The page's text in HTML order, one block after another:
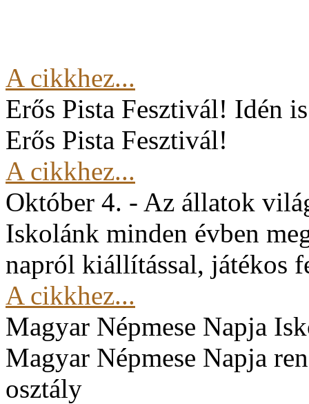
A cikkhez...
Erős Pista Fesztivál! Idén
Erős Pista Fesztivál!
A cikkhez...
Október 4. - Az állatok
Iskolánk minden évben
napról kiállítással, játékos
A cikkhez...
Magyar Népmese Napja
Magyar Népmese Napja
osztály